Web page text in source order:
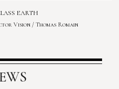
EARTH
Vision / Thomas Romain